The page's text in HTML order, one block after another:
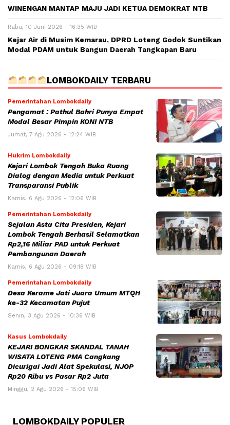
WINENGAN MANTAP MAJU JADI KETUA DEMOKRAT NTB
Rabu, 10 Juni 2026 - 16:35 WIB
Kejar Air di Musim Kemarau, DPRD Loteng Godok Suntikan
Modal PDAM untuk Bangun Daerah Tangkapan Baru
LOMBOKDAILY TERBARU
Pemerintahan Lombokdaily
Pengamat : Pathul Bahri Punya Empat
Modal Besar Pimpin KONI NTB
Jumat, 7 Agu 2026 - 12:24 WIB
Hukrim Lombokdaily
Kejari Lombok Tengah Buka Ruang
Dialog dengan Media untuk Perkuat
Transparansi Publik
Kamis, 6 Agu 2026 - 12:06 WIB
Pemerintahan Lombokdaily
Sejalan Asta Cita Presiden, Kejari
Lombok Tengah Berhasil Selamatkan
Rp2,16 Miliar PAD untuk Perkuat
Pembangunan Daerah
Kamis, 6 Agu 2026 - 09:18 WIB
Pemerintahan Lombokdaily
Desa Kerame Jati Juara Umum MTQH
ke-32 Kecamatan Pujut
Senin, 3 Agu 2026 - 10:36 WIB
Kasus Lombokdaily
KEJARI BONGKAR SKANDAL TANAH
WISATA LOTENG PMA Cangkang
Dicurigai Jadi Alat Spekulasi, NJOP
Rp20 Ribu vs Pasar Rp2 Juta
Minggu, 2 Agu 2026 - 15:06 WIB
LOMBOKDAILY POPULER